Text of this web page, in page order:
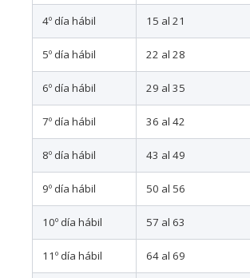
4º día hábil 15 al 21
5º día hábil 22 al 28
6º día hábil 29 al 35
7º día hábil 36 al 42
8º día hábil 43 al 49
9º día hábil 50 al 56
10º día hábil 57 al 63
11º día hábil 64 al 69